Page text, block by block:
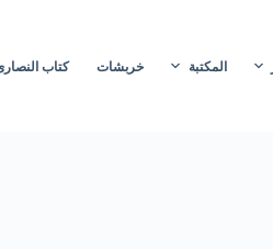
المكتبة خربشات كتاب